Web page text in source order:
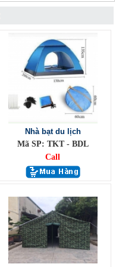
Nhà bạt du lịch
Mã SP: TKT - BDL
Call